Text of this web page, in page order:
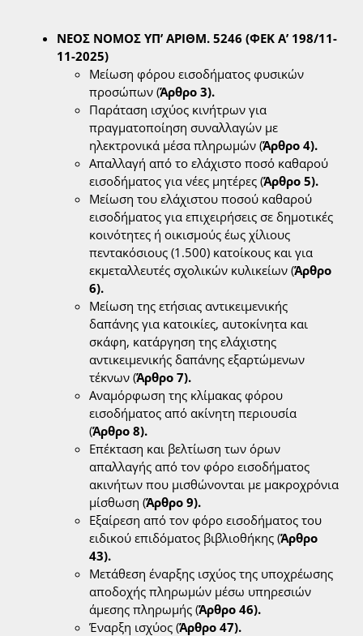
ΝΕΟΣ ΝΟΜΟΣ ΥΠ’ ΑΡΙΘΜ. 5246 (ΦΕΚ Α’ 198/11-
11-2025)
Μείωση φόρου εισοδήματος φυσικών
προσώπων (Άρθρο 3).
Παράταση ισχύος κινήτρων για
πραγματοποίηση συναλλαγών με
ηλεκτρονικά μέσα πληρωμών (Άρθρο 4).
Απαλλαγή από το ελάχιστο ποσό καθαρού
εισοδήματος για νέες μητέρες (Άρθρο 5).
Μείωση του ελάχιστου ποσού καθαρού
εισοδήματος για επιχειρήσεις σε δημοτικές
κοινότητες ή οικισμούς έως χίλιους
πεντακόσιους (1.500) κατοίκους και για
εκμεταλλευτές σχολικών κυλικείων (Άρθρο
6).
Μείωση της ετήσιας αντικειμενικής
δαπάνης για κατοικίες, αυτοκίνητα και
σκάφη, κατάργηση της ελάχιστης
αντικειμενικής δαπάνης εξαρτώμενων
τέκνων (Άρθρο 7).
Αναμόρφωση της κλίμακας φόρου
εισοδήματος από ακίνητη περιουσία
(Άρθρο 8).
Επέκταση και βελτίωση των όρων
απαλλαγής από τον φόρο εισοδήματος
ακινήτων που μισθώνονται με μακροχρόνια
μίσθωση (Άρθρο 9).
Εξαίρεση από τον φόρο εισοδήματος του
ειδικού επιδόματος βιβλιοθήκης (Άρθρο
43).
Μετάθεση έναρξης ισχύος της υποχρέωσης
αποδοχής πληρωμών μέσω υπηρεσιών
άμεσης πληρωμής (Άρθρο 46).
Έναρξη ισχύος (Άρθρο 47).